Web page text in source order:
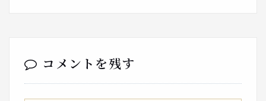
コメントを残す